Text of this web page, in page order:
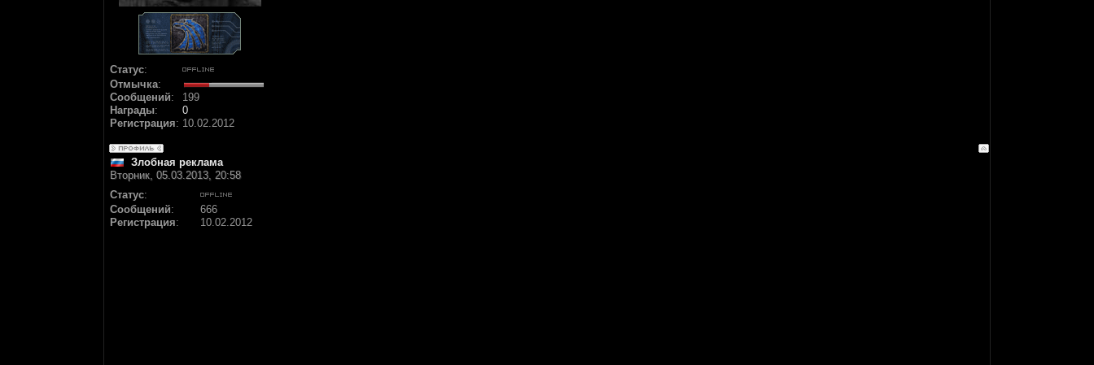
Статус:
Отмычка:
Сообщений:
199
Награды:
0
Регистрация: 10.02.2012
Злобная реклама
Вторник, 05.03.2013, 20:58
Статус:
Сообщений:
666
Регистрация: 10.02.2012